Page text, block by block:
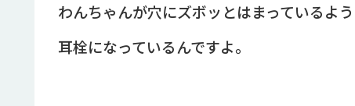
わんちゃんが穴にズボッとはまっているよ
耳栓になっているんですよ。